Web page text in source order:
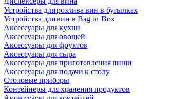
Устройства для розлива вин в бутылках
Устройства для вин в Bag-in-Box
Аксессуары для кухни
Аксессуары для овощей
Аксессуары для фруктов
Аксессуары для сыра
Аксессуары для приготовления пищи
Аксессуары для подачи к столу
Столовые приборы
Контейнеры для хранения продуктов